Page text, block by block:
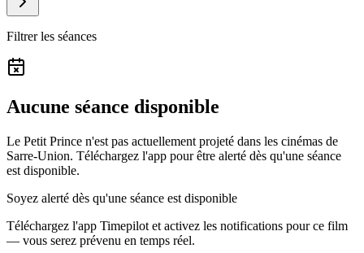
Filtrer les séances
Aucune séance disponible
Le Petit Prince n'est pas actuellement projeté dans les cinémas de
Sarre-Union. Téléchargez l'app pour être alerté dès qu'une séance
est disponible.
Soyez alerté dès qu'une séance est disponible
Téléchargez l'app Timepilot et activez les notifications pour ce film
— vous serez prévenu en temps réel.